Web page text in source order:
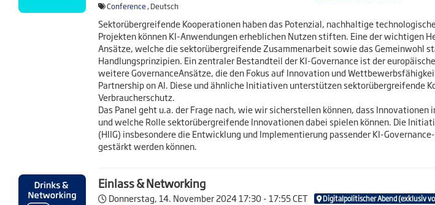
Conference, Deutsch
Sektorübergreifende Kooperationen haben das Potenzial, nachhaltige
Projekten können KI-Anwendungen erheblichen Nutzen stiften. Eine der wichtigen
Ansätze, welche die sektorübergreifende Zusammenarbeit sowie das
Handlungsprinzipien. Ein zentraler Bestandteil der KI-Governance ist der
weitere GovernanceAnsätze, die den Fokus auf Innovation und
Partnership on AI. Diese und ähnliche Initiativen unterstützen sektorübergreifende
Verbraucherschutz.
Das Panel geht u.a. der Frage nach, wie wir sicherstellen können, dass
und welche Rolle sektorübergreifende Innovationen dabei spielen können. Die
(HIIG) insbesondere die Entwicklung und Implementierung passender KI-
gestärkt werden können.
Einlass & Networking
Donnerstag, 14. November 202417:30 - 17:55 CET Digitalpolitischer Abend (exklusiv